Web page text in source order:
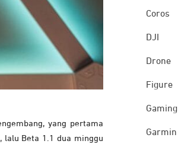
yang pertama
lalu Beta 1.1 dua minggu
Coros
DJI
Drone
Figure
Gaming
Garmin